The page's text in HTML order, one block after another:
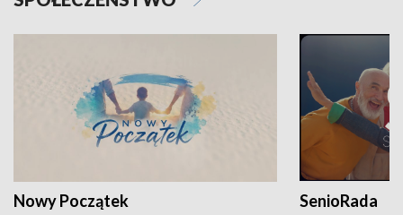
Nowy Początek SenioRada